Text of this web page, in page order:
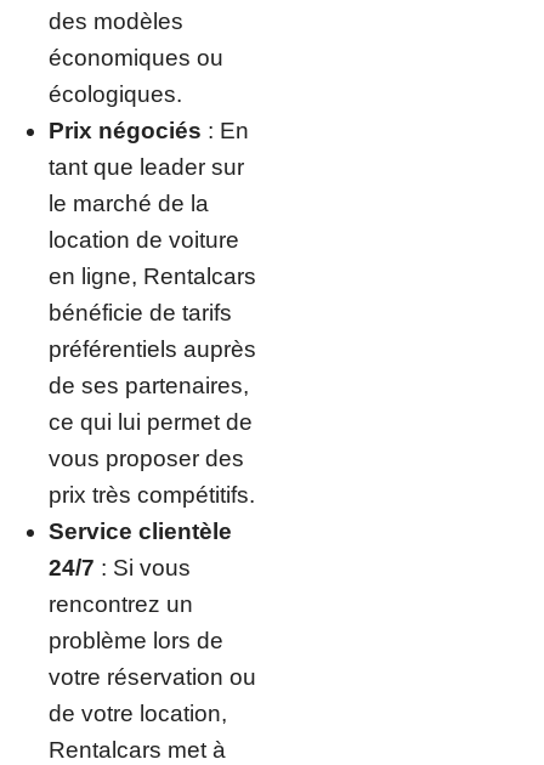
des modèles
économiques ou
écologiques.
Prix négociés : En
tant que leader sur
le marché de la
location de voiture
en ligne, Rentalcars
bénéficie de tarifs
préférentiels auprès
de ses partenaires,
ce qui lui permet de
vous proposer des
prix très compétitifs.
Service clientèle
24/7 : Si vous
rencontrez un
problème lors de
votre réservation ou
de votre location,
Rentalcars met à